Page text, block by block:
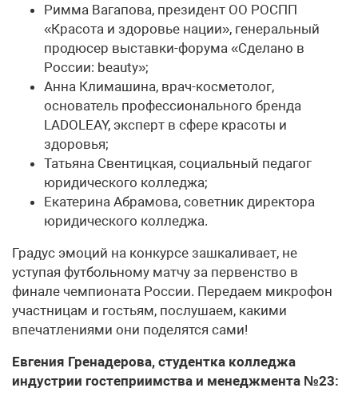
Римма Вагапова, президент ОО РОСПП
«Красота и здоровье нации», генеральный
продюсер выставки-форума «Сделано в
России: beauty»;
Анна Климашина, врач-кос­ме­то­лог,
основатель профессионального бренда
LADOLEAY, эксперт в сфере красоты и
здоровья;
Татьяна Свентицкая, социальный педагог
юридического колледжа;
Екатерина Абрамова, советник директора
юридического колледжа.
Градус эмоций на конкурсе зашкаливает, не
уступая футбольному матчу за первенство в
финале чемпионата России. Передаем микрофон
участницам и гостьям, послушаем, какими
впечатлениями они поделятся сами!
Евгения Гренадерова, студентка колледжа
индустрии гостеприимства и менеджмента №23: